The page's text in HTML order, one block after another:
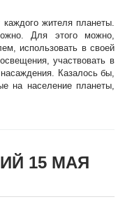
жителя планеты.
Для этого можно,
использовать в своей
участвовать в
Казалось бы,
на население планеты,
15 МАЯ